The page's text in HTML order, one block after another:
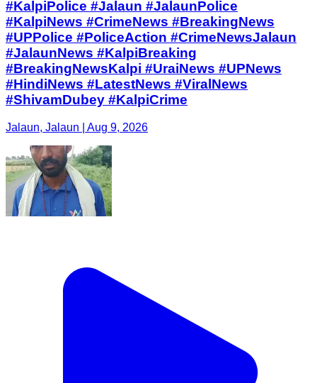
#KalpiPolice #Jalaun #JalaunPolice
#KalpiNews #CrimeNews #BreakingNews
#UPPolice #PoliceAction #CrimeNewsJalaun
#JalaunNews #KalpiBreaking
#BreakingNewsKalpi #UraiNews #UPNews
#HindiNews #LatestNews #ViralNews
#ShivamDubey #KalpiCrime
Jalaun, Jalaun | Aug 9, 2026